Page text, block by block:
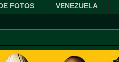
FOTOS VENEZUELA